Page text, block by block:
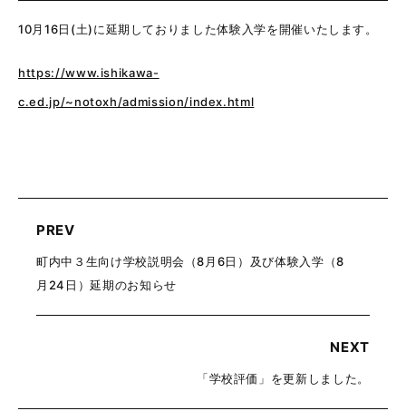
10月16日(土)に延期しておりました体験入学を開催いたします。
https://www.ishikawa-
c.ed.jp/~notoxh/admission/index.html
PREV
町内中３生向け学校説明会（8月6日）及び体験入学（8
月24日）延期のお知らせ
NEXT
「学校評価」を更新しました。